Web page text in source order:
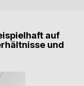
auf
und